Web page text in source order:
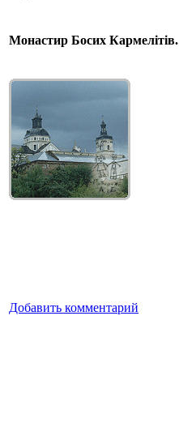
Монастир Босих Кармелітів.
Добавить комментарий